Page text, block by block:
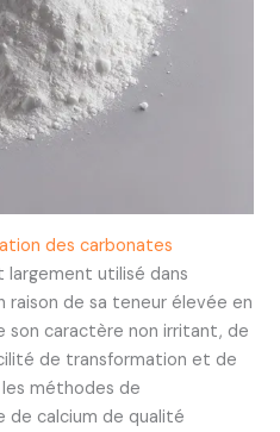
des carbonates
largement utilisé dans
raison de sa teneur élevée en
son caractère non irritant, de
de transformation et de
méthodes de
de calcium de qualité